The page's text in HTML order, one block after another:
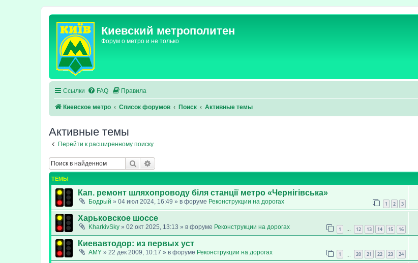
Киевский метрополитен
Форум о метро и не только
Ссылки FAQ Правила
Киевское метро Список форумов Поиск Активные темы
Активные темы
Перейти к расширенному поиску
Поиск
ТЕМЫ
Кап. ремонт шляхопроводу біля станції метро «Чернігівська»
Бодрый » 04 июл 2024, 16:49 » в форуме Реконструкции на дорогах 1 2 3
Харьковское шоссе
KharkivSky » 02 окт 2025, 13:13 » в форуме Реконструкции на дорогах 1 12 13 14 15 16
Киевавтодор: из первых уст
AMY » 22 дек 2009, 10:17 » в форуме Реконструкции на дорогах 1 20 21 22 23 24